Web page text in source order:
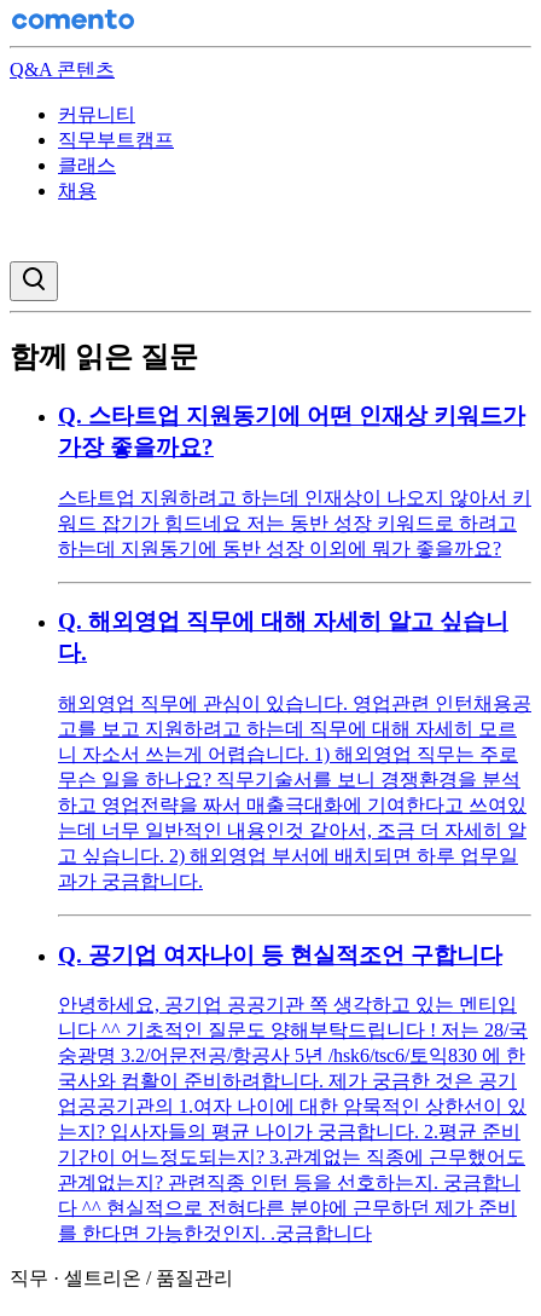
Q&A 콘텐츠
커뮤니티
직무부트캠프
클래스
채용
함께 읽은 질문
Q. 스타트업 지원동기에 어떤 인재상 키워드가
가장 좋을까요?
스타트업 지원하려고 하는데 인재상이 나오지 않아서 키
워드 잡기가 힘드네요 저는 동반 성장 키워드로 하려고
하는데 지원동기에 동반 성장 이외에 뭐가 좋을까요?
Q. 해외영업 직무에 대해 자세히 알고 싶습니
다.
해외영업 직무에 관심이 있습니다. 영업관련 인턴채용공
고를 보고 지원하려고 하는데 직무에 대해 자세히 모르
니 자소서 쓰는게 어렵습니다. 1) 해외영업 직무는 주로
무슨 일을 하나요? 직무기술서를 보니 경쟁환경을 분석
하고 영업전략을 짜서 매출극대화에 기여한다고 쓰여있
는데 너무 일반적인 내용인것 같아서, 조금 더 자세히 알
고 싶습니다. 2) 해외영업 부서에 배치되면 하루 업무일
과가 궁금합니다.
Q. 공기업 여자나이 등 현실적조언 구합니다
안녕하세요, 공기업 공공기관 쪽 생각하고 있는 멘티입
니다 ^^ 기초적인 질문도 양해부탁드립니다 ! 저는 28/국
숭광명 3.2/어문전공/항공사 5년 /hsk6/tsc6/토익830 에 한
국사와 컴활이 준비하려합니다. 제가 궁금한 것은 공기
업공공기관의 1.여자 나이에 대한 암묵적인 상한선이 있
는지? 입사자들의 평균 나이가 궁금합니다. 2.평균 준비
기간이 어느정도되는지? 3.관계없는 직종에 근무했어도
관계없는지? 관련직종 인턴 등을 선호하는지. 궁금합니
다 ^^ 현실적으로 전혀다른 분야에 근무하던 제가 준비
를 한다면 가능한것인지. .궁금합니다
직무 · 셀트리온 / 품질관리